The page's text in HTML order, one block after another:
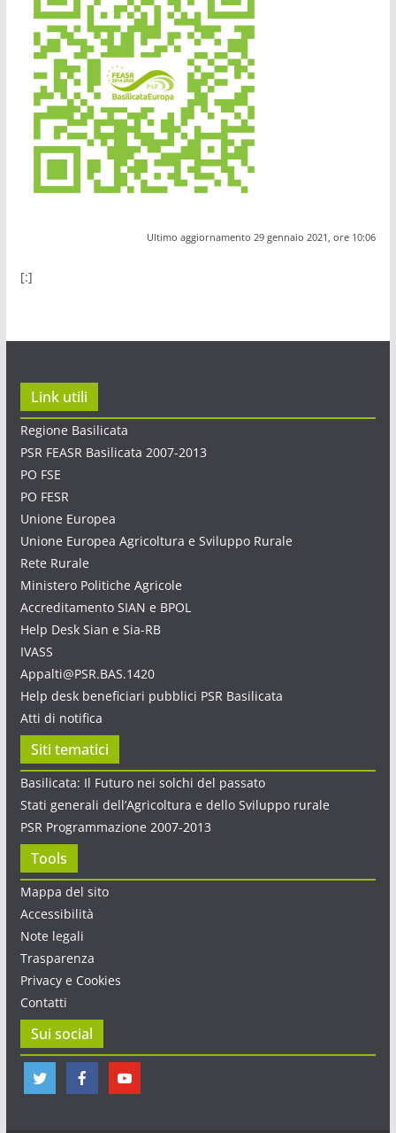
Ultimo aggiornamento 29 gennaio 2021, ore 10:06
[:]
Link utili
Regione Basilicata
PSR FEASR Basilicata 2007-2013
PO FSE
PO FESR
Unione Europea
Unione Europea Agricoltura e Sviluppo Rurale
Rete Rurale
Ministero Politiche Agricole
Accreditamento SIAN e BPOL
Help Desk Sian e Sia-RB
IVASS
Appalti@PSR.BAS.1420
Help desk beneficiari pubblici PSR Basilicata
Atti di notifica
Siti tematici
Basilicata: Il Futuro nei solchi del passato
Stati generali dell’Agricoltura e dello Sviluppo rurale
PSR Programmazione 2007-2013
Tools
Mappa del sito
Accessibilità
Note legali
Trasparenza
Privacy e Cookies
Contatti
Sui social